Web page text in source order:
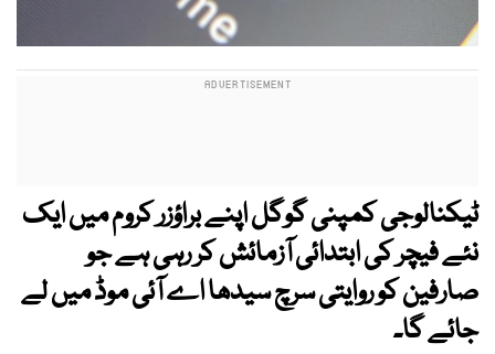
ٹیکنالوجی کمپنیگوگل اپنے براؤزر کروم میں ایک
نئے فیچر کی ابتدائی آزمائش کر رہی ہے جو
صارفین کو روایتی سرچ سیدھااے آئی موڈ میں لے
جائے گا۔